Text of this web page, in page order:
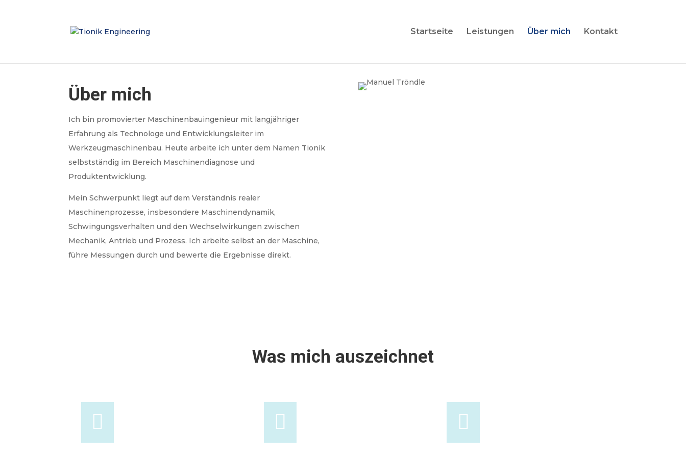
Startseite Leistungen Über mich Kontakt
Über mich
Ich bin promovierter Maschinenbauingenieur mit langjähriger
Erfahrung als Technologe und Entwicklungsleiter im
Werkzeugmaschinenbau. Heute arbeite ich unter dem Namen Tionik
selbstständig im Bereich Maschinendiagnose und
Produktentwicklung.
Mein Schwerpunkt liegt auf dem Verständnis realer
Maschinenprozesse, insbesondere Maschinendynamik,
Schwingungsverhalten und den Wechselwirkungen zwischen
Mechanik, Antrieb und Prozess. Ich arbeite selbst an der Maschine,
führe Messungen durch und bewerte die Ergebnisse direkt.
Was mich auszeichnet
  